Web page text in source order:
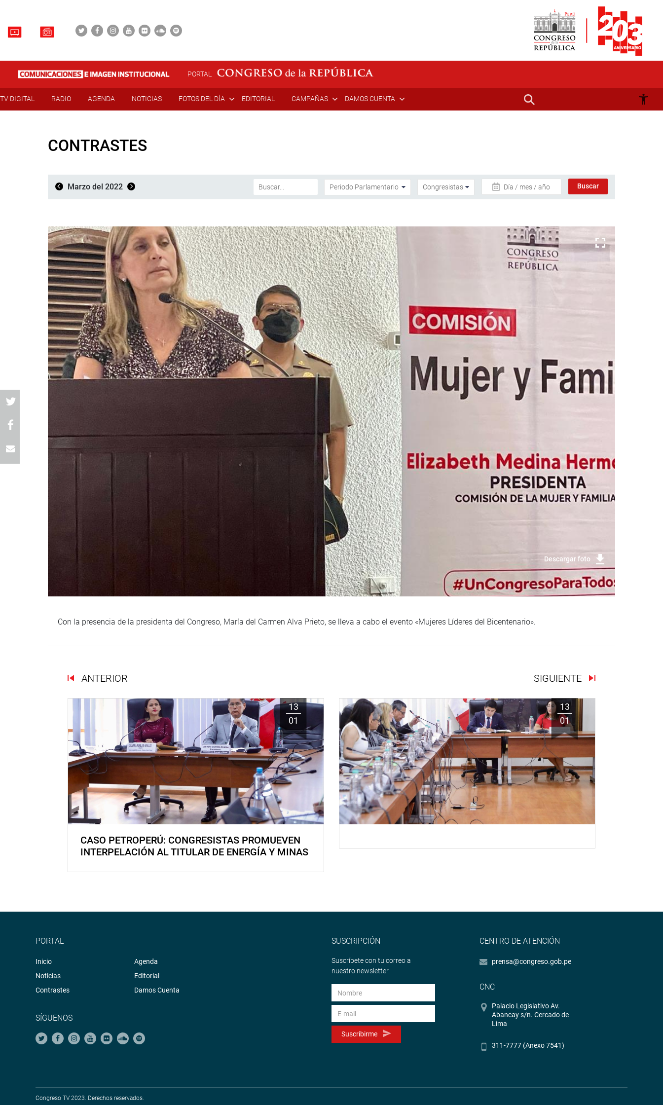
PORTAL
TV DIGITAL RADIO AGENDA NOTICIAS FOTOS DEL DÍA EDITORIAL CAMPAÑAS DAMOS CUENTA
CONTRASTES
Marzo del 2022 Día / mes / año
Descargar foto
Con la presencia de la presidenta del Congreso, María del Carmen Alva Prieto, se lleva a cabo el evento «Mujeres Líderes del Bicentenario».
ANTERIOR SIGUIENTE
13
01
CASO PETROPERÚ: CONGRESISTAS PROMUEVEN
INTERPELACIÓN AL TITULAR DE ENERGÍA Y MINAS
13
01
PORTAL
Inicio
Noticias
Contrastes
Agenda
Editorial
Damos Cuenta
SÍGUENOS
SUSCRIPCIÓN
Suscríbete con tu correo a
nuestro newsletter.
Suscribirme
CENTRO DE ATENCIÓN
prensa@congreso.gob.pe
CNC
Palacio Legislativo Av.
Abancay s/n. Cercado de
Lima
311-7777 (Anexo 7541)
Congreso TV 2023. Derechos reservados.